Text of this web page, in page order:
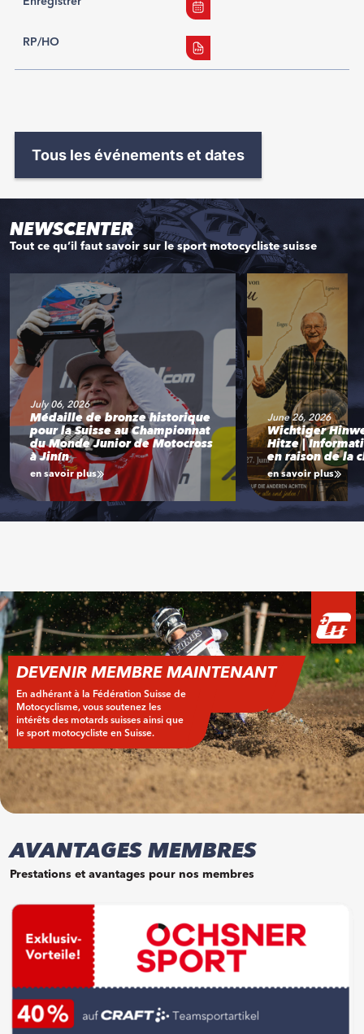
RP/HO
Tous les événements et dates
NEWSCENTER
Tout ce qu’il faut savoir sur le sport motocycliste suisse
July 06, 2026
Médaille de bronze historique
pour la Suisse au Championnat
du Monde Junior de Motocross
à Jinín
en savoir plus
June 26, 2026
Wichtiger
Hitze |
en raison de la
en savoir plus
DEVENIR MEMBRE MAINTENANT
En adhérant à la Fédération Suisse de
Motocyclisme, vous soutenez les
intérêts des motards suisses ainsi que
le sport motocycliste en Suisse.
AVANTAGES MEMBRES
Prestations et avantages pour nos membres